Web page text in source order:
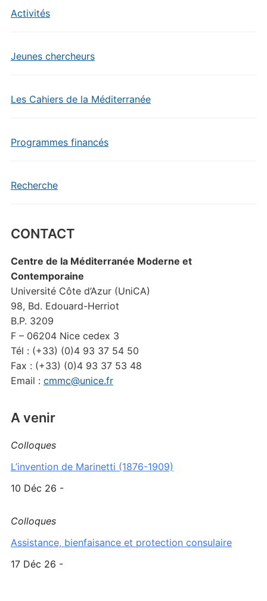
Activités
Jeunes chercheurs
Les Cahiers de la Méditerranée
Programmes financés
Recherche
CONTACT
Centre de la Méditerranée Moderne et
Contemporaine
Université Côte d’Azur (UniCA)
98, Bd. Edouard-Herriot
B.P. 3209
F – 06204 Nice cedex 3
Tél : (+33) (0)4 93 37 54 50
Fax : (+33) (0)4 93 37 53 48
Email : cmmc@unice.fr
A venir
Colloques
L’invention de Marinetti (1876-1909)
10 Déc 26 -
Colloques
Assistance, bienfaisance et protection consulaire
17 Déc 26 -